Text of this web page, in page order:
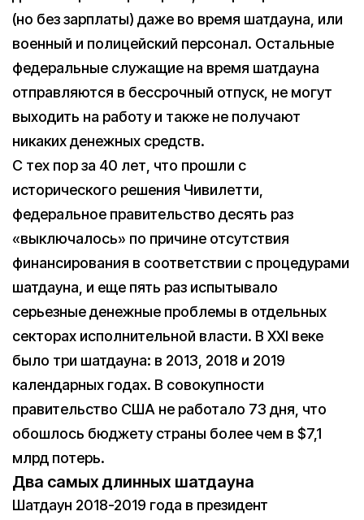
(но без зарплаты) даже во время шатдауна, или
военный и полицейский персонал. Остальные
федеральные служащие на время шатдауна
отправляются в бессрочный отпуск, не могут
выходить на работу и также не получают
никаких денежных средств.
С тех пор за 40 лет, что прошли с
исторического решения Чивилетти,
федеральное правительство десять раз
«выключалось» по причине отсутствия
финансирования в соответствии с процедурами
шатдауна, и еще пять раз испытывало
серьезные денежные проблемы в отдельных
секторах исполнительной власти. В XXI веке
было три шатдауна: в 2013, 2018 и 2019
календарных годах. В совокупности
правительство США не работало 73 дня, что
обошлось бюджету страны более чем в $7,1
млрд потерь.
Два самых длинных шатдауна
Шатдаун 2018-2019 года в президент